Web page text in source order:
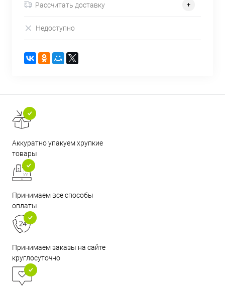
Рассчитать доставку
Недоступно
Аккуратно упакуем хрупкие
товары
Принимаем все способы
оплаты
Принимаем заказы на сайте
круглосуточно